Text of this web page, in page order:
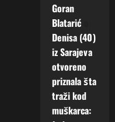
Goran
Blatarić
Denisa (40)
iz Sarajeva
otvoreno
priznala šta
traži kod
muškarca: